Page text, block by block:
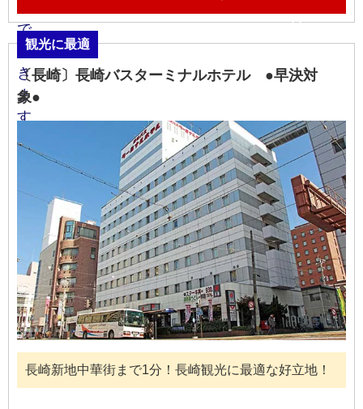
観光に最適
〔長崎〕長崎バスターミナルホテル ●早決対
象●
長崎新地中華街まで1分！長崎観光に最適な好立地！